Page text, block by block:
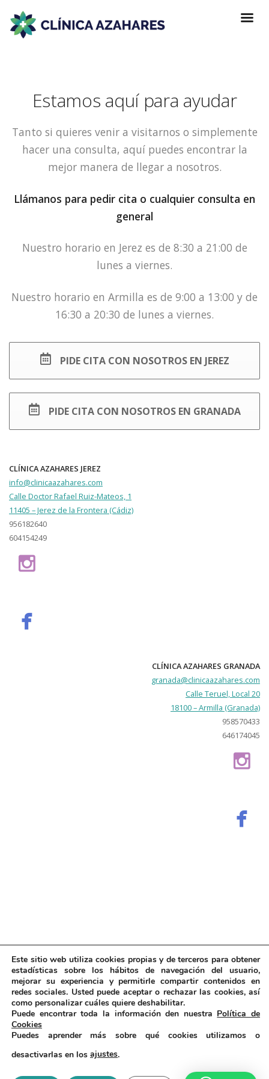
Estamos aquí para ayudar
Tanto si quieres venir a visitarnos o simplemente
hacer una consulta, aquí puedes encontrar la
mejor manera de llegar a nosotros.
Llámanos para pedir cita o cualquier consulta en
general
Nuestro horario en Jerez es de 8:30 a 21:00 de
lunes a viernes.
Nuestro horario en Armilla es de 9:00 a 13:00 y de
16:30 a 20:30 de lunes a viernes.
PIDE CITA CON NOSOTROS EN JEREZ
PIDE CITA CON NOSOTROS EN GRANADA
CLÍNICA AZAHARES JEREZ
info@clinicaazahares.com
Calle Doctor Rafael Ruiz-Mateos, 1
11405 – Jerez de la Frontera (Cádiz)
956182640
604154249
CLÍNICA AZAHARES GRANADA
granada@clinicaazahares.com
Calle Teruel, Local 20
18100 – Armilla (Granada)
958570433
646174045
© Clínica Azahares 2025. Todos los derechos reservados.
Política de privacidad|Avisos legales
Este sitio web utiliza cookies propias y de terceros para obtener
estadísticas sobre los hábitos de navegación del usuario,
mejorar su experiencia y permitirle compartir contenidos en
redes sociales. Usted puede aceptar o rechazar las cookies, así
como personalizar cuáles quiere deshabilitar.
Puede encontrar toda la información den nuestra Política de
Cookies
Puedes aprender más sobre qué cookies utilizamos o
desactivarlas en los ajustes.